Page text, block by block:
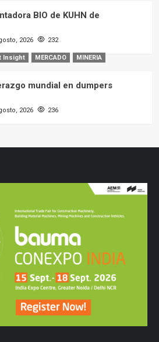
BIO de KUHN de
2026 232
Insight MERCADO MINERIA
mundial en dumpers
2026 236